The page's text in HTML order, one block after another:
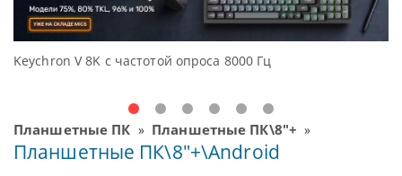
Keychron V 8K с частотой опроса 8000 Гц
Планшетные ПК » Планшетные ПК\8"+ »
Планшетные ПК\8"+\Android